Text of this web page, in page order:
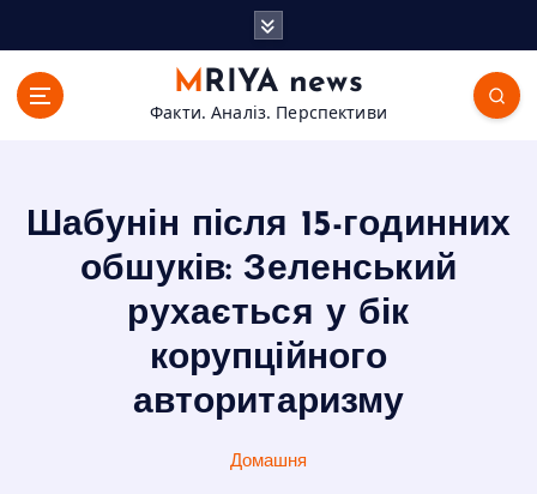
MRIYA news
Факти. Аналіз. Перспективи
Шабунін після 15-годинних
обшуків: Зеленський
рухається у бік
корупційного
авторитаризму
Домашня